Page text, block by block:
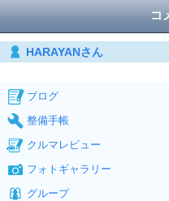
コ
HARAYANさん
ブログ
整備手帳
クルマレビュー
フォトギャラリー
グループ